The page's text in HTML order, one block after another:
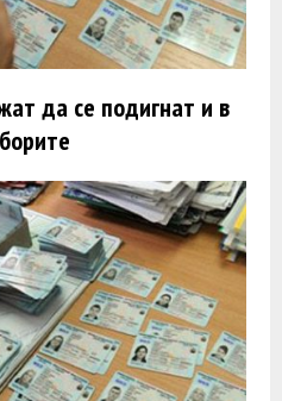
да се подигнат и в